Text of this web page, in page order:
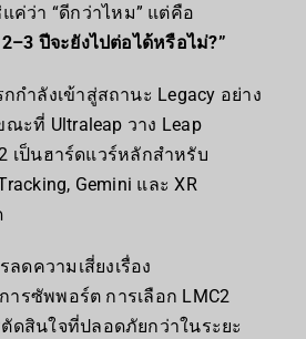
ค่ว่า “ดีกว่าไหม” แต่คือ
ปีจะยังไปต่อได้หรือไม่?”
กำลังเข้าสู่สถานะ Legacy อย่าง
ะที่ Ultraleap วาง Leap
เป็นฮาร์ดแวร์หลักสำหรับ
Gemini และ XR
ดความเสี่ยงเรื่อง
ารซัพพอร์ต การเลือก LMC2
ดสินใจที่ปลอดภัยกว่าในระยะ